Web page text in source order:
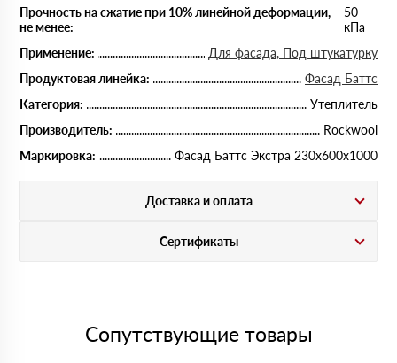
Прочность на сжатие при 10% линейной деформации,
не менее:
50
кПа
Применение:
Для фасада, Под штукатурку
Продуктовая линейка:
Фасад Баттс
Категория:
Утеплитель
Производитель:
Rockwool
Маркировка:
Фасад Баттс Экстра 230х600х1000
Доставка и оплата
Сертификаты
Сопутствующие товары